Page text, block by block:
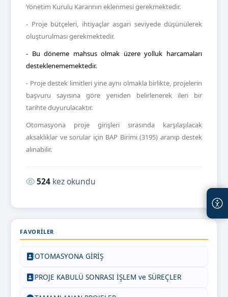
Yönetim Kurulu Kararının eklenmesi gerekmektedir.
- Proje bütçeleri, ihtiyaçlar asgari seviyede düşünülerek
oluşturulması gerekmektedir.
- Bu döneme mahsus olmak üzere yolluk harcamaları
desteklenememektedir.
- Proje destek limitleri yine aynı olmakla birlikte, projelerin
başvuru sayısına göre yeniden belirlenerek ileri bir
tarihteduyurulacaktır.
Otomasyona proje girişleri sırasında karşılaşılacak
aksaklıklar ve sorular için BAP Birimi (3195) aranıp destek
alınabilir.
Okunma sayısı:
524 kez okundu
FAVORILER
OTOMASYONA GİRİŞ
PROJE KABULÜ SONRASI İŞLEM ve SÜREÇLER